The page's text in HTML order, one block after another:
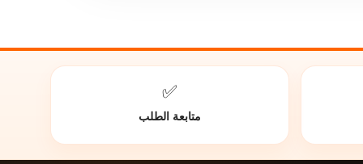
✅
متابعة الطلب